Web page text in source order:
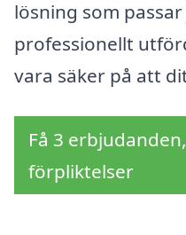
lösning som
professionellt
vara säker på att
Få 3
förpliktelser